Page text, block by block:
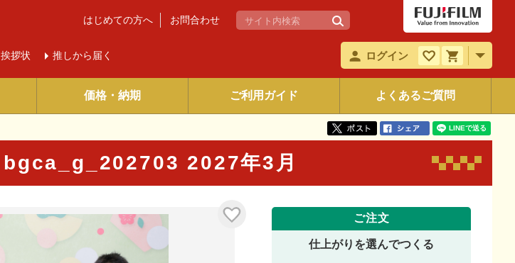
挨拶状 推しから届く
はじめての方へ お問合わせ
ログイン
価格・納期 ご利用ガイド よくあるご質問
bgca_g_202703 2027年3月
ご注文
仕上がりを選んでつくる